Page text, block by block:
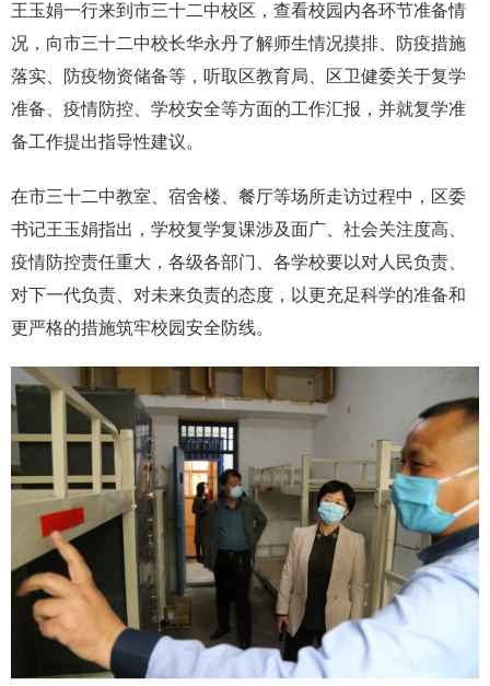
王玉娟一行来到市三十二中校区，查看校园内各环节准备情
况，向市三十二中校长华永丹了解师生情况摸排、防疫措施
落实、防疫物资储备等，听取区教育局、区卫健委关于复学
准备、疫情防控、学校安全等方面的工作汇报，并就复学准
备工作提出指导性建议。
在市三十二中教室、宿舍楼、餐厅等场所走访过程中，区委
书记王玉娟指出，学校复学复课涉及面广、社会关注度高、
疫情防控责任重大，各级各部门、各学校要以对人民负责、
对下一代负责、对未来负责的态度，以更充足科学的准备和
更严格的措施筑牢校园安全防线。